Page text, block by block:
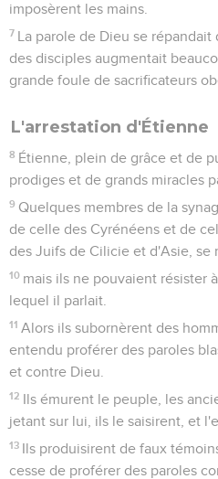
imposèrent les mains.
7 La parole de Dieu se
des disciples augmentait
grande foule de sacrificateurs
L'arrestation d'Étienne
8 Étienne, plein de grâce et de
prodiges et de grands miracles
9 Quelques membres de la
de celle des Cyrénéens et de
des Juifs de Cilicie et d'Asie, se
10 mais ils ne pouvaient résister
lequel il parlait.
11 Alors ils subornèrent des
entendu proférer des paroles
et contre Dieu.
12 Ils émurent le peuple, les
jetant sur lui, ils le saisirent, et
13 Ils produisirent de faux
cesse de proférer des paroles